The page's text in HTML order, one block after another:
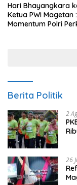
Hari Bhayangkara
Ketua PWI Magetan :
Momentum Polri
Berita Politik
2
26